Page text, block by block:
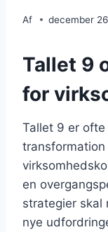
Af december
Tallet 9
for
Tallet 9 er
en
strategier skal
nye